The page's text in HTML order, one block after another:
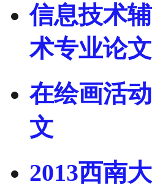
信息技术
术专业论文
在绘画活
文
2013西南